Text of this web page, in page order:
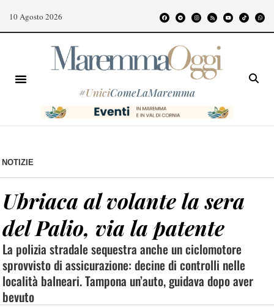
10 Agosto 2026
#UniciComeLaMaremma
NOTIZIE
Ubriaca al volante la sera
del Palio, via la patente
La polizia stradale sequestra anche un ciclomotore
sprovvisto di assicurazione: decine di controlli nelle
località balneari. Tampona un’auto, guidava dopo aver
bevuto